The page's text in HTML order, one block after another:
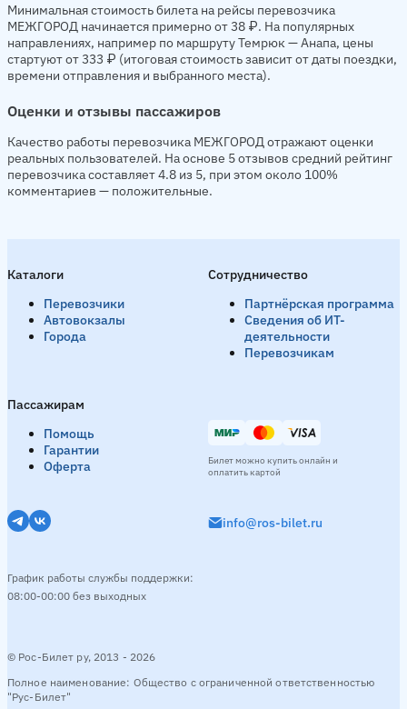
Минимальная стоимость билета на рейсы перевозчика
МЕЖГОРОД начинается примерно от 38 ₽. На популярных
направлениях, например по маршруту Темрюк — Анапа, цены
стартуют от 333 ₽ (итоговая стоимость зависит от даты поездки,
времени отправления и выбранного места).
Оценки и отзывы пассажиров
Качество работы перевозчика МЕЖГОРОД отражают оценки
реальных пользователей. На основе 5 отзывов средний рейтинг
перевозчика составляет 4.8 из 5, при этом около 100%
комментариев — положительные.
Каталоги
Перевозчики
Автовокзалы
Города
Пассажирам
Помощь
Гарантии
Оферта
Сотрудничество
Партнёрская программа
Сведения об ИТ-
деятельности
Перевозчикам
© Рос-Билет ру, 2013 - 2026
Полное наименование: Общество с ограниченной ответственностью
"Рус-Билет"
info@ros-bilet.ru
График работы службы поддержки:
08:00-00:00 без выходных
Билет можно купить онлайн и
оплатить картой